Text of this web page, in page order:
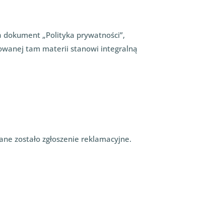
„Polityka prywatności”,
tam materii stanowi integralną
zostało zgłoszenie reklamacyjne.